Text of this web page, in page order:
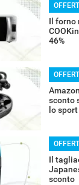
Il forno
46%
sconto
lo sport
Il
sconto